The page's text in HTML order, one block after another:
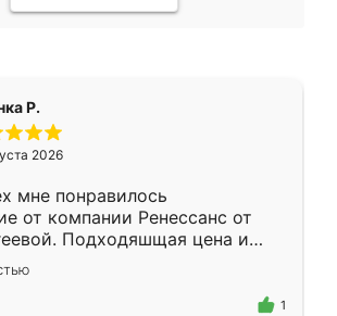
Р.
2026
мне понравилось
от компании Ренессанс от
Подходяшщая цена и
изготовления. Приехавший
сотрудник Владислав
моему эскизу самый
1